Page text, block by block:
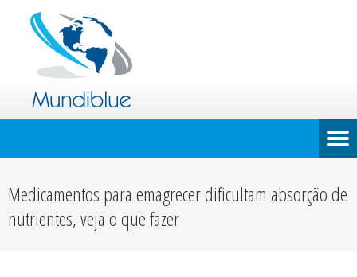
Medicamentos para emagrecer dificultam absorção de
nutrientes, veja o que fazer